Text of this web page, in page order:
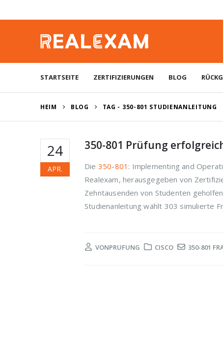
STARTSEITE ZERTIFIZIERUNGEN BLOG
HEIM BLOG TAG - 350-801 STUDIENANLEITUNG
24
APR.
350-801 Prüfung
Die 350-801 : Implementing and
Realexam, herausgegeben von
Zehntausenden von Studenten
Studienanleitung wählt 303 simulierte
VONPRUFUNG CISCO 350-801